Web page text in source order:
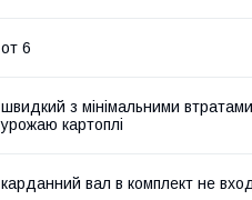
от 6
швидкий з мінімальними
урожаю картоплі
карданний вал в комплект не